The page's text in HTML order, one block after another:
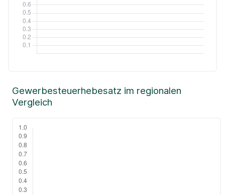
Gewerbesteuerhebesatz im regionalen
Vergleich